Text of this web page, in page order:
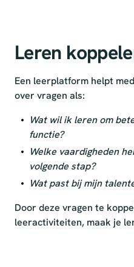
Leren
Een leerplatform helpt
over vragen als:
Wat wil ik leren om
functie?
Welke vaardigheden
volgende stap?
Wat past bij mijn
Door deze vragen te
leeractiviteiten, maak je